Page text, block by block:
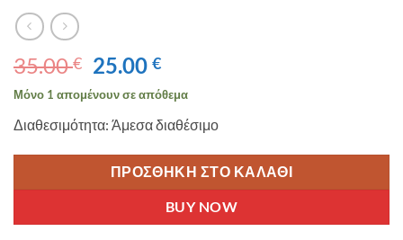
35.00€ Original
price
was:
35.00 €.
25.00€Η
τρέχουσα
τιμή
είναι:
25.00 €.
Μόνο 1 απομένουν σε απόθεμα
Διαθεσιμότητα: Άμεσα διαθέσιμο
ΠΡΟΣΘΉΚΗ ΣΤΟ ΚΑΛΆΘΙ
BUY NOW